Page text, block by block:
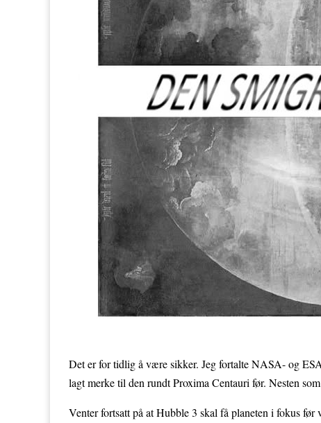
Det er for tidlig å være sikker. Jeg fortalte NASA- og
lagt merke til den rundt Proxima Centauri før. Nesten
Venter fortsatt på at Hubble 3 skal få planeten i fokus